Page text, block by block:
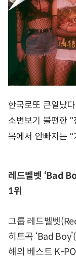
레드벨벳 ‘Bad
1위
그룹 레드벨벳
히트곡 ‘Bad
해의 베스트 K-